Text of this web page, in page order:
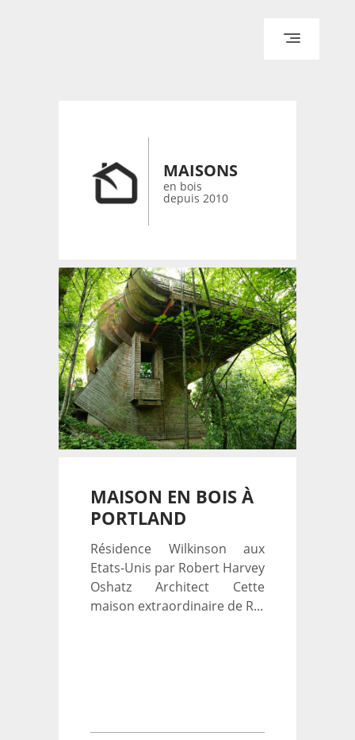
CONTACT
MAISONS
en bois
depuis 2010
MAISON EN BOIS À
PORTLAND
Résidence Wilkinson aux
Etats-Unis par Robert Harvey
Oshatz Architect Cette
maison extraordinaire de R...